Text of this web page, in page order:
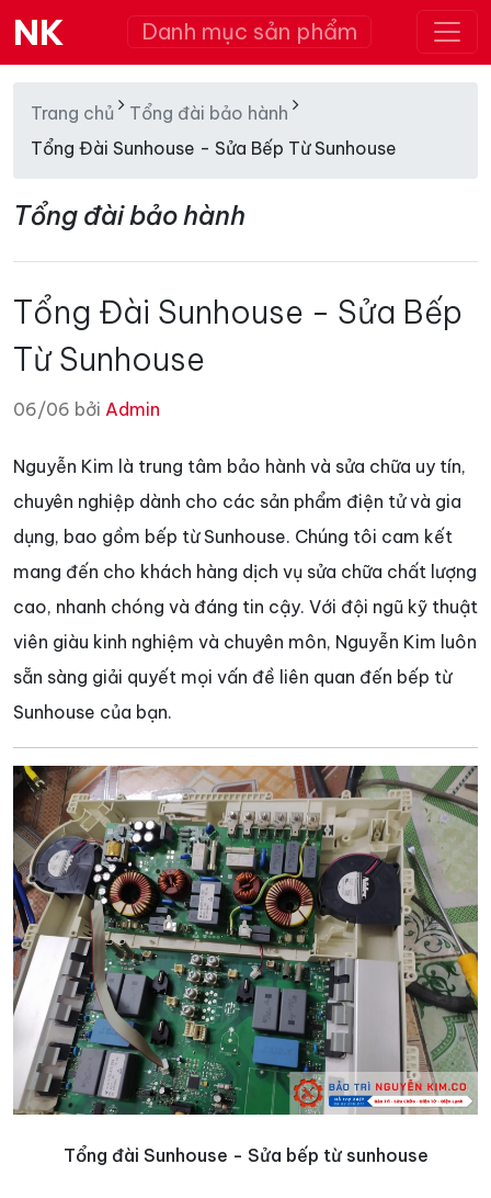
NK Danh mục sản phẩm
Trang chủ
Tổng đài bảo hành
Tổng Đài Sunhouse - Sửa Bếp Từ Sunhouse
Tổng đài bảo hành
Tổng Đài Sunhouse - Sửa Bếp
Từ Sunhouse
06/06 bởi Admin
Nguyễn Kim là trung tâm bảo hành và sửa chữa uy tín,
chuyên nghiệp dành cho các sản phẩm điện tử và gia
dụng, bao gồm bếp từ Sunhouse. Chúng tôi cam kết
mang đến cho khách hàng dịch vụ sửa chữa chất lượng
cao, nhanh chóng và đáng tin cậy. Với đội ngũ kỹ thuật
viên giàu kinh nghiệm và chuyên môn, Nguyễn Kim luôn
sẵn sàng giải quyết mọi vấn đề liên quan đến bếp từ
Sunhouse của bạn.
Tổng đài Sunhouse - Sửa bếp từ sunhouse